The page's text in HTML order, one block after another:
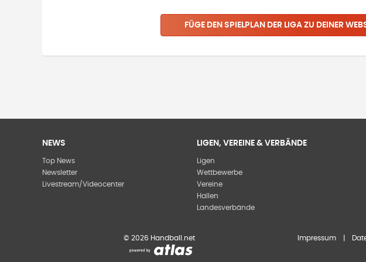
FÜGE DEN SPIELPLAN DER LIGA ZU DEINER
NEWS
Top News
Newsletter
Livestream/Videocenter
LIGEN, VEREINE & VERBÄNDE
Ligen
Wettbewerbe
Vereine
Hallen
Landesverbände
© 2026 Handball.net Impressum